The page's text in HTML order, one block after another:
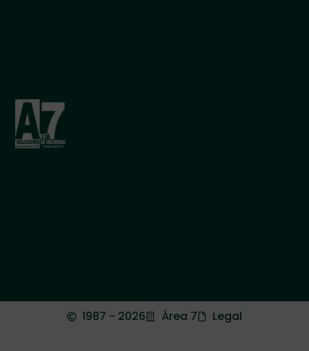
1987 - 2026 Área 7 Legal